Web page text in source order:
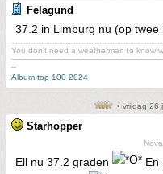
Felagund
37.2 in Limburg nu (op twee
You don't need a weatherman to know
--
Album top 100 2024
• vrijdag 26
Starhopper
Ell nu 37.2 graden
En